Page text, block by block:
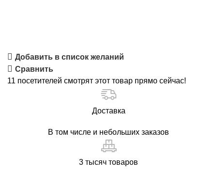
Добавить в список желаний
Сравнить
11 посетителей смотрят этот товар прямо сейчас!
Доставка
В том числе и небольших заказов
3 тысяч товаров